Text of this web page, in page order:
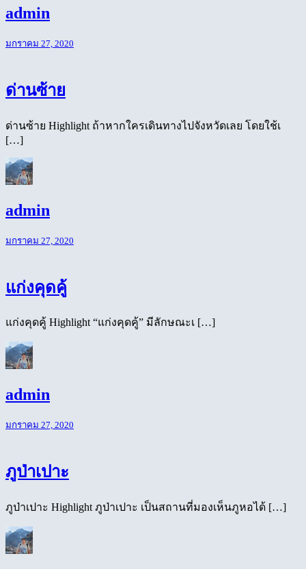
admin
มกราคม 27, 2020
ด่านซ้าย
ด่านซ้าย Highlight ถ้าหากใครเดินทางไปจังหวัดเลย โดยใช้เ
[…]
admin
มกราคม 27, 2020
แก่งคุดคู้
แก่งคุดคู้ Highlight “แก่งคุดคู้” มีลักษณะเ […]
admin
มกราคม 27, 2020
ภูป่าเปาะ
ภูป่าเปาะ Highlight ภูป่าเปาะ เป็นสถานที่มองเห็นภูหอได้ […]